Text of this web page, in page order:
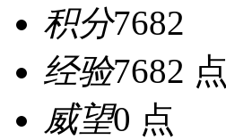
积分7682
经验7682 点
威望0 点